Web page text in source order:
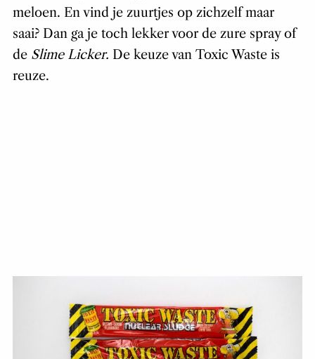
meloen. En vind je zuurtjes op zichzelf maar
saai? Dan ga je toch lekker voor de zure spray of
de Slime Licker. De keuze van Toxic Waste is
reuze.